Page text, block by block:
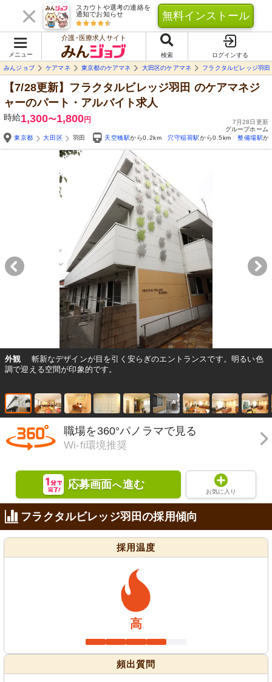
スカウトや選考の連絡を
通知でお知らせ
無料インストール
メニュー
介護･医療求人サイト
検索
ログインする
みんジョブ
ケアマネ 東京都のケアマネ 大田区のケアマネ フラクタルビレッジ羽田
【7/28更新】フラクタルビレッジ羽田 のケアマネジ
ャーのパート・アルバイト求人
時給1,300〜1,800円
7月28日更新
グループホーム
東京都
大田区 羽田 天空橋駅から0.2km 穴守稲荷駅から0.5km 整備場駅か
外観
斬新なデザインが目を引く安らぎのエントランスです。明るい色
調で迎える空間が印象的です。
職場を360°パノラマで見る
Wi-fi環境推奨
応募画面へ進む
お気に入り
フラクタルビレッジ羽田の採用傾向
採用温度
高
頻出質問